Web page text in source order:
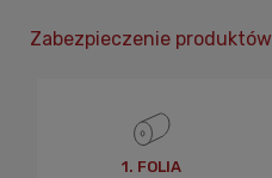
Zabezpieczenie produktów
1. FOLIA